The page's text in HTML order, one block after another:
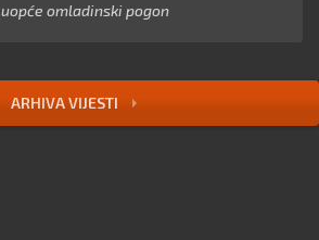
uopće omladinski pogon
ARHIVA VIJESTI